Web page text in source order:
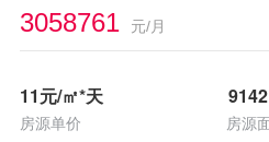
3058761 元/月
11元/㎡*天
房源单价
9142
房源